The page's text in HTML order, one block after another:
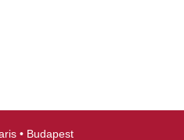
• Budapest